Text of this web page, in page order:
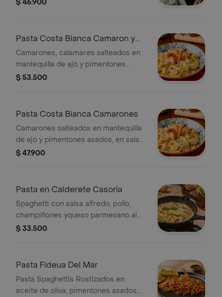
$ 46.900
Pasta Costa Bianca Camaron y
Calamar
Camarones, calamares salteados en
mantequilla de ajo y pimentones
asados, en salsa alfredo y vino blanco
$ 53.500
Pasta Costa Bianca Camarones
Camarones salteados en mantequilla
de ajo y pimentones asados, en salsa
alfredo y vino blanco
$ 47.900
Pasta en Calderete Casoria
Spaghetti con salsa alfredo, pollo,
champiñones yqueso parmesano al
horno. acompañada con un pancito.
$ 33.500
Pasta Fideua Del Mar
Pasta Spaghettis Rostizados en
aceite de oliva, pimentones asados,